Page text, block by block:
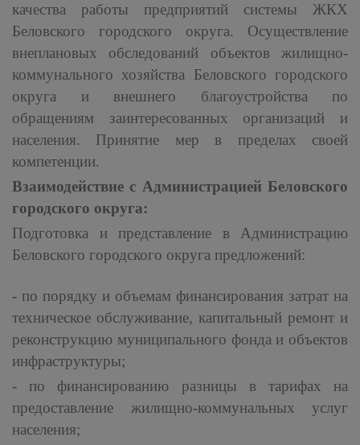
качества работы предприятий системы ЖКХ
Беловского городского округа. Осуществление
внеплановых обследований объектов жилищно-
коммунального хозяйства Беловского городского
округа и внешнего благоустройства по
обращениям заинтересованных организаций и
населения. Принятие мер в пределах своей
компетенции.
Взаимодействие с Администрацией Беловского
городского округа:
Подготовка и представление в Администрацию
Беловского городского округа предложений:
- по порядку и объемам финансирования затрат на
техническое обслуживание, капитальный ремонт и
реконструкцию муниципального фонда и объектов
инфраструктуры;
- по финансированию разницы в тарифах на
предоставление жилищно-коммунальных услуг
населения;